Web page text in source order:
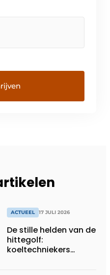
ACTUEEL 17 JULI 2026
De stille helden van de
hittegolf:
koeltechniekers